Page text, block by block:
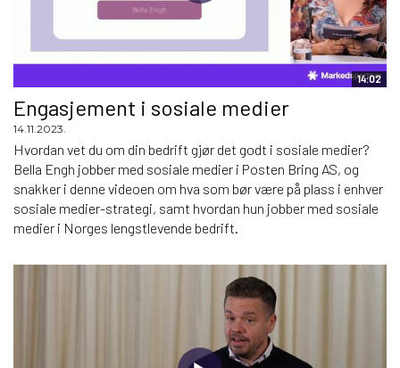
14:02
Engasjement i sosiale medier
14.11.2023.
Hvordan vet du om din bedrift gjør det godt i sosiale medier?
Bella Engh jobber med sosiale medier i Posten Bring AS, og
snakker i denne videoen om hva som bør være på plass i enhver
sosiale medier-strategi, samt hvordan hun jobber med sosiale
medier i Norges lengstlevende bedrift.